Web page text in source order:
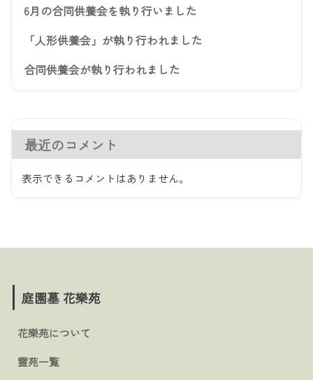
6月の合同供養会を執り行いました
「人形供養会」が執り行われました
合同供養会が執り行われました
最近のコメント
表示できるコメントはありません。
庭園墓 花樂苑
花樂苑について
霊苑一覧